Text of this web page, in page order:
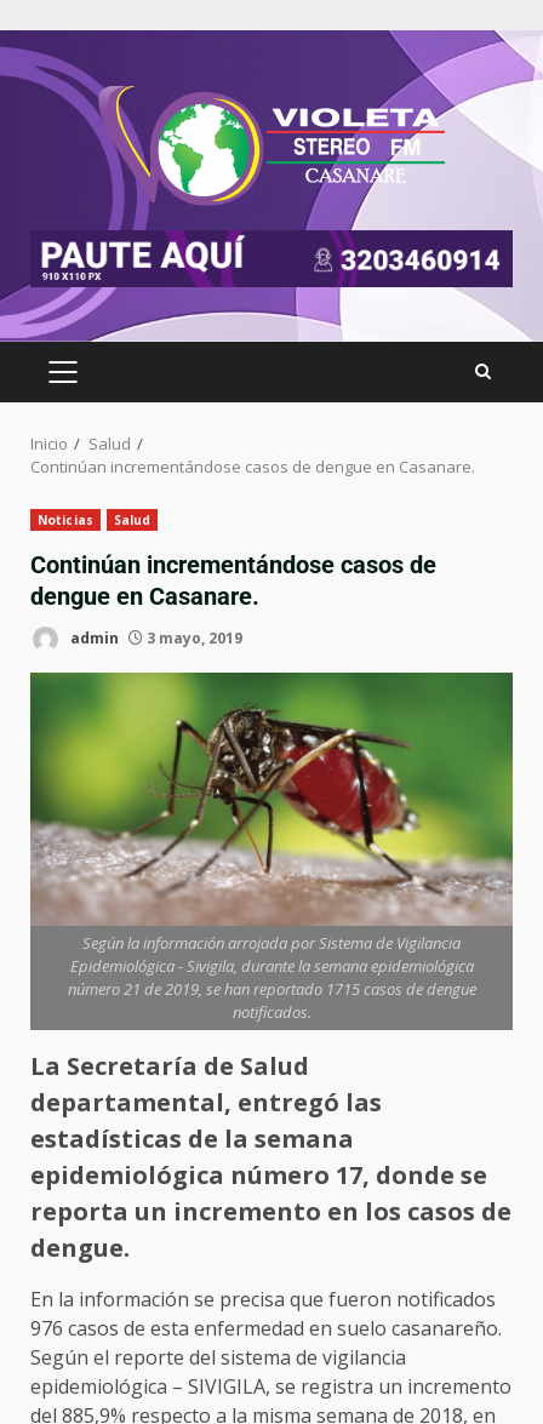
Inicio
Salud
Continúan incrementándose casos de dengue en Casanare.
Noticias Salud
Continúan incrementándose casos de
dengue en Casanare.
admin 3 mayo, 2019
Según la información arrojada por Sistema de Vigilancia
Epidemiológica - Sivigila, durante la semana epidemiológica
número 21 de 2019, se han reportado 1715 casos de dengue
notificados.
La Secretaría de Salud
departamental, entregó las
estadísticas de la semana
epidemiológica número 17, donde se
reporta un incremento en los casos de
dengue.
En la información se precisa que fueron notificados
976 casos de esta enfermedad en suelo casanareño.
Según el reporte del sistema de vigilancia
epidemiológica – SIVIGILA, se registra un incremento
del 885,9% respecto a la misma semana de 2018, en